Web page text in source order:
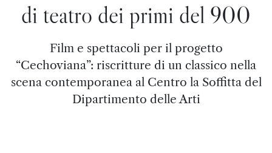
di teatro dei primi del 900
Film e spettacoli per il progetto
“Cechoviana”: riscritture di un classico nella
scena contemporanea al Centro la Soffitta del
Dipartimento delle Arti